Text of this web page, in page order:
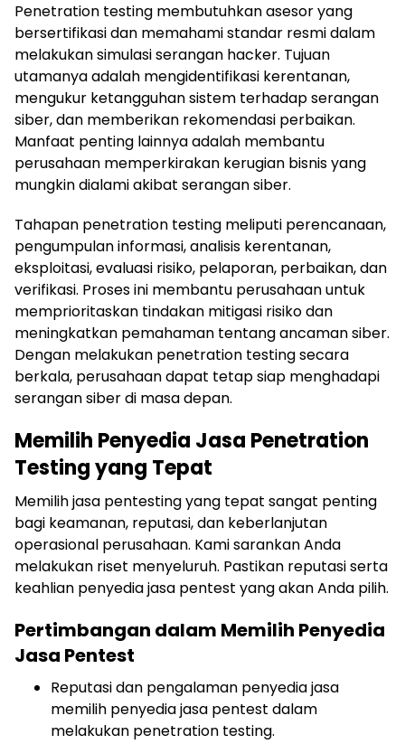
Penetration testing membutuhkan asesor yang
bersertifikasi dan memahami standar resmi dalam
melakukan simulasi serangan hacker. Tujuan
utamanya adalah mengidentifikasi kerentanan,
mengukur ketangguhan sistem terhadap serangan
siber, dan memberikan rekomendasi perbaikan.
Manfaat penting lainnya adalah membantu
perusahaan memperkirakan kerugian bisnis yang
mungkin dialami akibat serangan siber.
Tahapan penetration testing meliputi perencanaan,
pengumpulan informasi, analisis kerentanan,
eksploitasi, evaluasi risiko, pelaporan, perbaikan, dan
verifikasi. Proses ini membantu perusahaan untuk
memprioritaskan tindakan mitigasi risiko dan
meningkatkan pemahaman tentang ancaman siber.
Dengan melakukan penetration testing secara
berkala, perusahaan dapat tetap siap menghadapi
serangan siber di masa depan.
Memilih Penyedia Jasa Penetration
Testing yang Tepat
Memilih jasa pentesting yang tepat sangat penting
bagi keamanan, reputasi, dan keberlanjutan
operasional perusahaan. Kami sarankan Anda
melakukan riset menyeluruh. Pastikan reputasi serta
keahlian penyedia jasa pentest yang akan Anda pilih.
Pertimbangan dalam Memilih Penyedia
Jasa Pentest
Reputasi dan pengalaman penyedia jasa
memilih penyedia jasa pentest dalam
melakukan penetration testing.